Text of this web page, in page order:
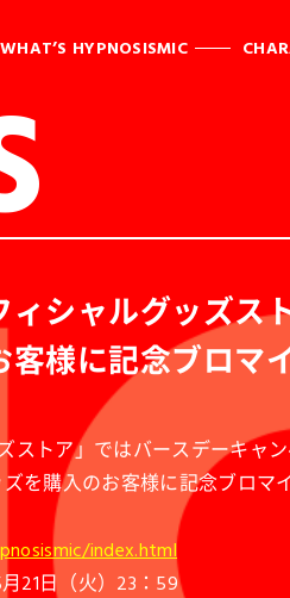
WHAT’S HYPNOSISMIC
ィシャルグッズ
様に記念ブロマ
ストア」ではバースデーキャ
を購入のお客様に記念ブロマ
index.html
21日（火）23：59